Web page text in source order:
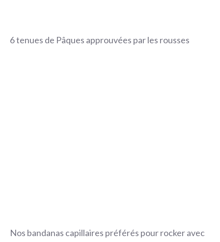
6 tenues de Pâques approuvées par les rousses
Nos bandanas capillaires préférés pour rocker avec